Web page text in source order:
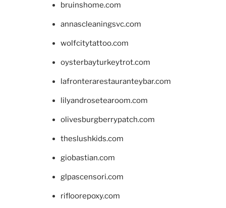
bruinshome.com
annascleaningsvc.com
wolfcitytattoo.com
oysterbayturkeytrot.com
lafronterarestauranteybar.com
lilyandrosetearoom.com
olivesburgberrypatch.com
theslushkids.com
giobastian.com
glpascensori.com
rifloorepoxy.com